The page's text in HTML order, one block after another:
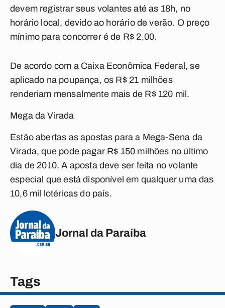
devem registrar seus volantes até as 18h, no
horário local, devido ao horário de verão. O preço
mínimo para concorrer é de R$ 2,00.
De acordo com a Caixa Econômica Federal, se
aplicado na poupança, os R$ 21 milhões
renderiam mensalmente mais de R$ 120 mil.
Mega da Virada
Estão abertas as apostas para a Mega-Sena da
Virada, que pode pagar R$ 150 milhões no último
dia de 2010. A aposta deve ser feita no volante
especial que está disponível em qualquer uma das
10,6 mil lotéricas do país.
Jornal da Paraíba
Tags